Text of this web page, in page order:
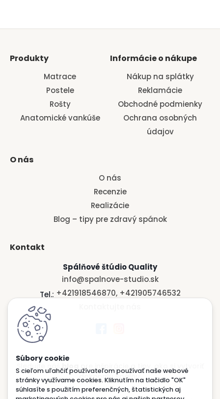
S cieľom uľahčiť používateľom používať naše webové
stránky využívame cookies. Kliknutím na tlačidlo "OK"
súhlasíte s použitím preferenčných, štatistických aj
Produkty
Matrace
Postele
Rošty
Anatomické vankúše
Informácie o nákupe
Nákup na splátky
Reklamácie
Obchodné podmienky
Ochrana osobných
údajov
O nás
O nás
Recenzie
Realizácie
Blog – tipy pre zdravý spánok
Kontakt
Spálňové štúdio Quality
info@spalnove-studio.sk
Tel.: +421918546870, +421905746532
Sledujte nášblog
pre inšpirácie a tipy, ako si vytvoriť
dokonalú spálňu.